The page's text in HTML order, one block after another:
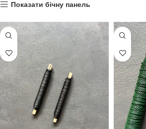
Показати бічну панель